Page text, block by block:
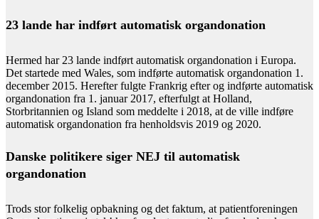
23 lande har indført automatisk organdonation
Hermed har 23 lande indført automatisk organdonation i Europa.
Det startede med Wales, som indførte automatisk organdonation 1.
december 2015. Herefter fulgte Frankrig efter og indførte automatisk
organdonation fra 1. januar 2017, efterfulgt at Holland,
Storbritannien og Island som meddelte i 2018, at de ville indføre
automatisk organdonation fra henholdsvis 2019 og 2020.
Danske politikere siger NEJ til automatisk
organdonation
Trods stor folkelig opbakning og det faktum, at patientforeningen